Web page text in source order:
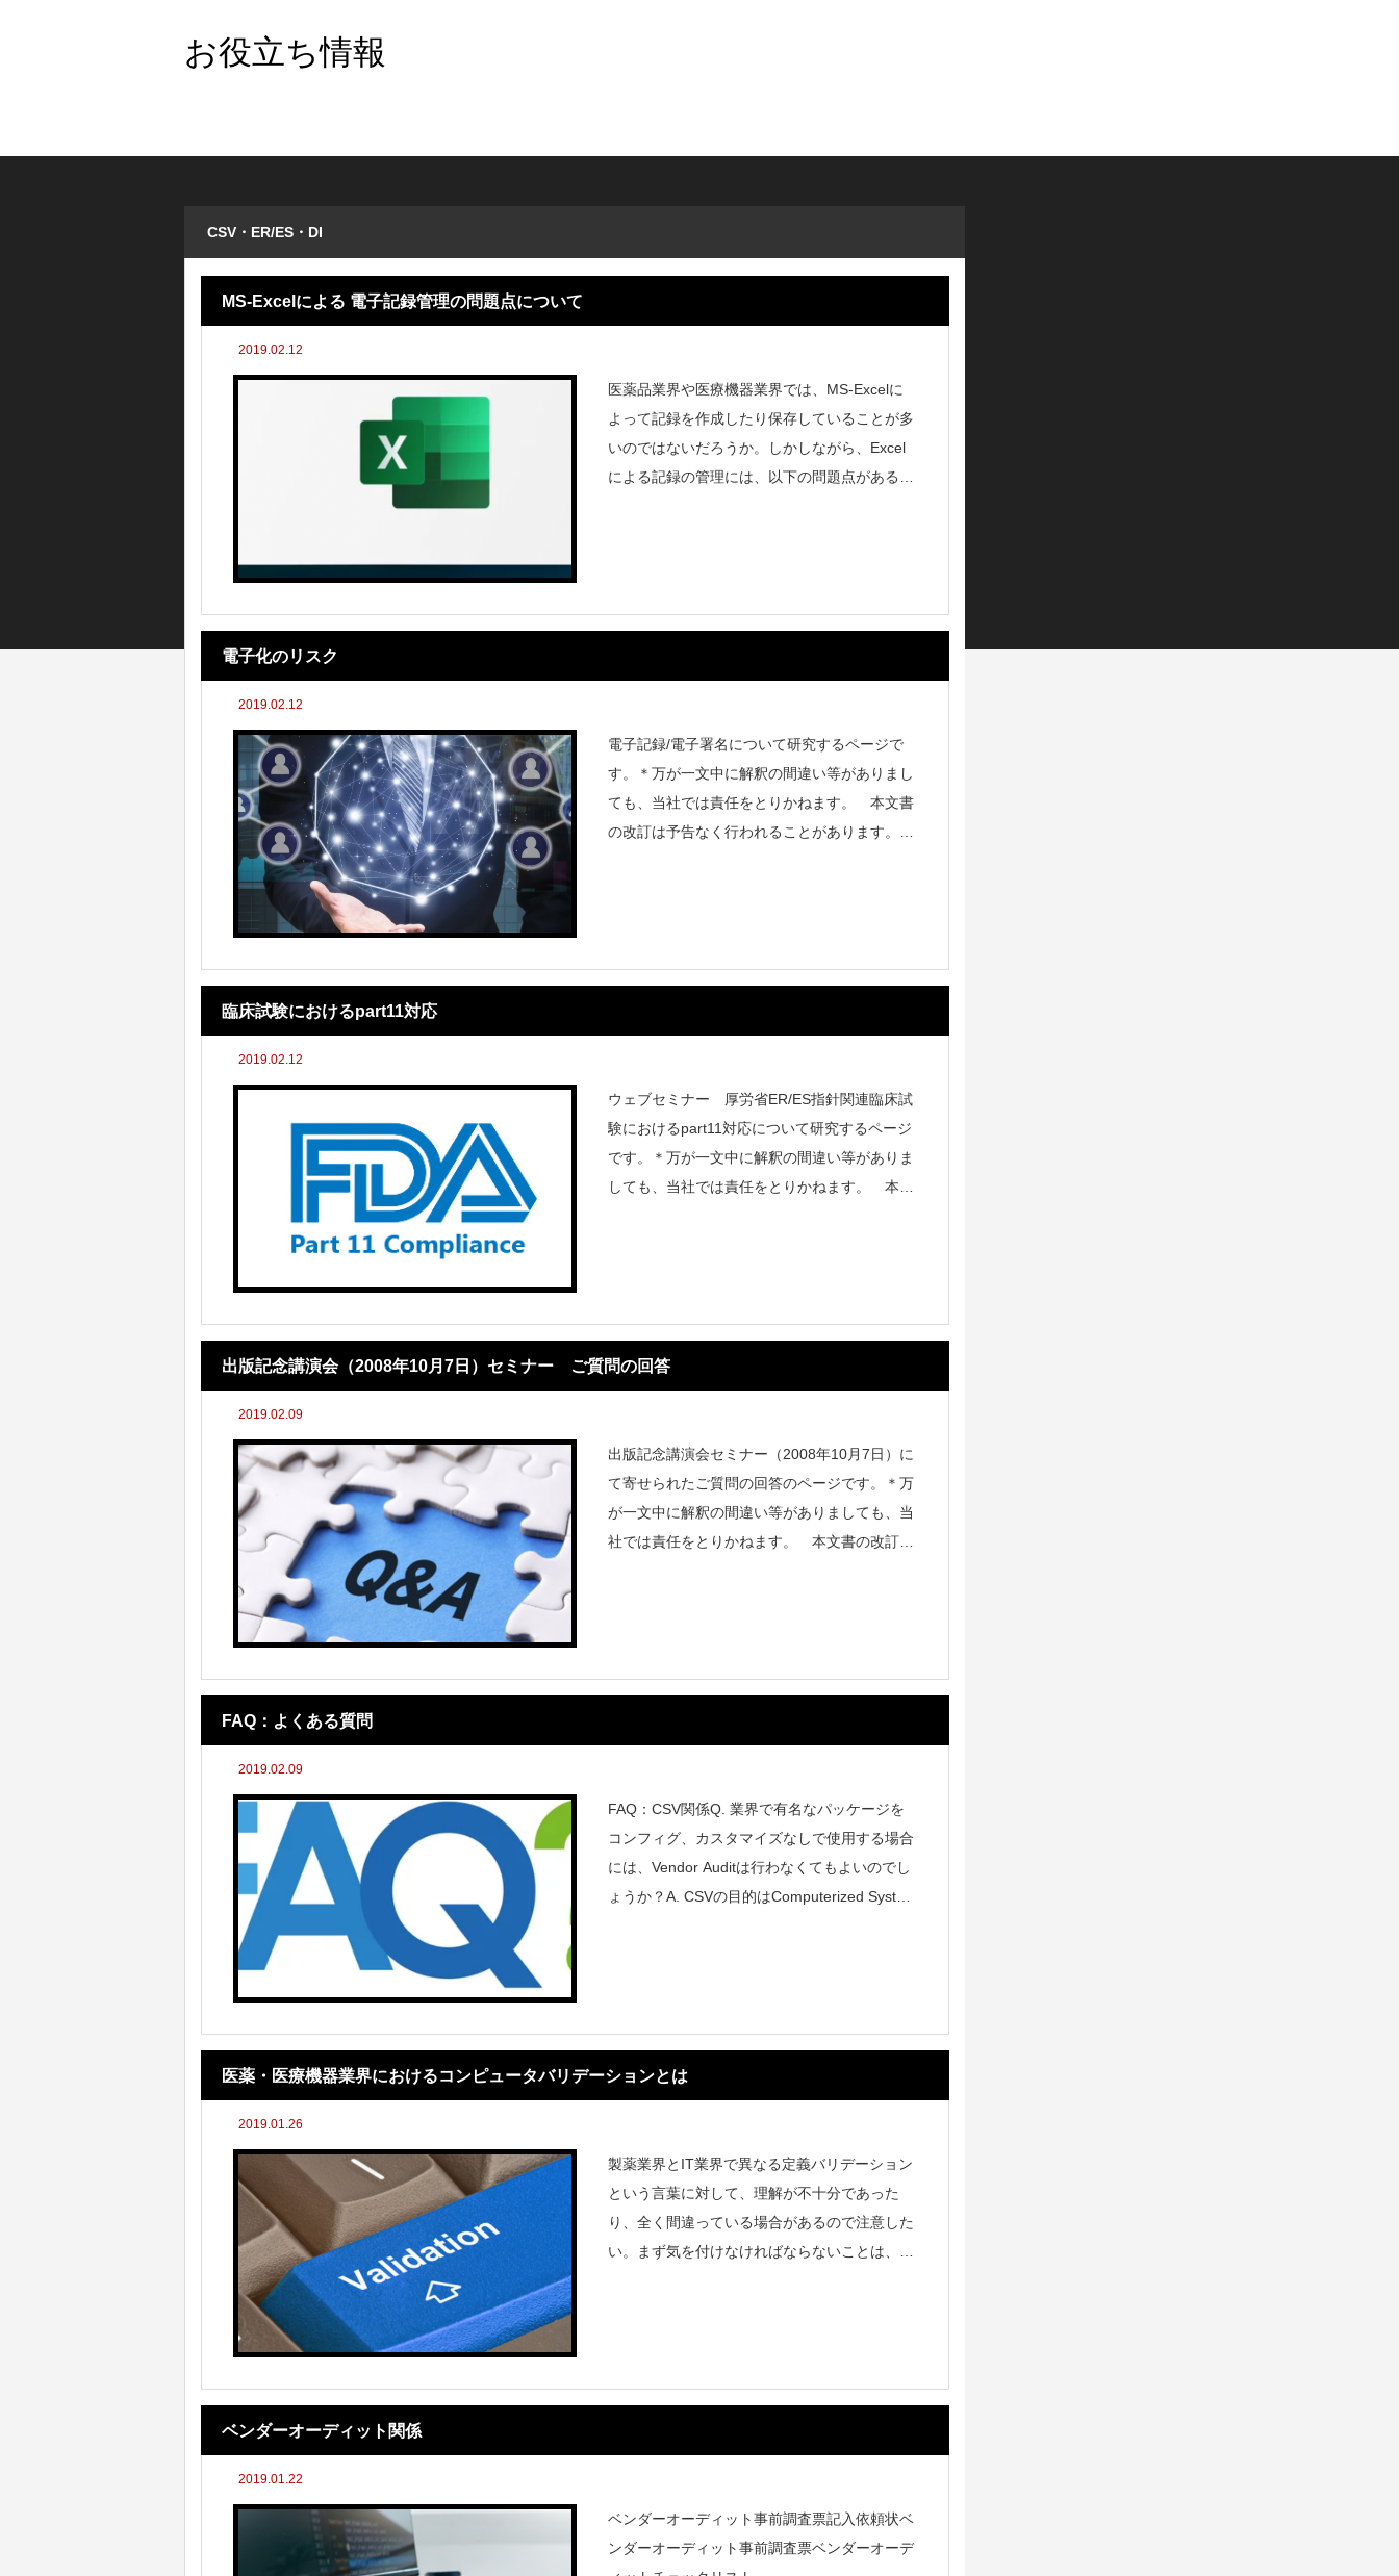
お役立ち情報
CSV・ER/ES・DI
MS-Excelによる 電子記録管理の問題点について
2019.02.12
医薬品業界や医療機器業界では、MS-Excelに
よって記録を作成したり保存していることが多
いのではないだろうか。しかしながら、Excel
による記録の管理には、以下の問題点がある。
電子化のリスク
2019.02.12
電子記録/電子署名について研究するページで
す。＊万が一文中に解釈の間違い等がありまし
ても、当社では責任をとりかねます。 本文書
の改訂は予告なく行われることがあります。F
臨床試験におけるpart11対応
2019.02.12
ウェブセミナー 厚労省ER/ES指針関連臨床試
験におけるpart11対応について研究するページ
です。＊万が一文中に解釈の間違い等がありま
しても、当社では責任をとりかねます。 本文
出版記念講演会（2008年10月7日）セミナー ご質問の回答
2019.02.09
出版記念講演会セミナー（2008年10月7日）に
て寄せられたご質問の回答のページです。＊万
が一文中に解釈の間違い等がありましても、当
社では責任をとりかねます。 本文書の改訂は
FAQ：よくある質問
2019.02.09
FAQ：CSV関係Q. 業界で有名なパッケージを
コンフィグ、カスタマイズなしで使用する場合
には、Vendor Auditは行わなくてもよいのでし
ょうか？A. CSVの目的はComputerized System
医薬・医療機器業界におけるコンピュータバリデーションとは
2019.01.26
製薬業界とIT業界で異なる定義バリデーション
という言葉に対して、理解が不十分であった
り、全く間違っている場合があるので注意した
い。まず気を付けなければならないことは、製
ベンダーオーディット関係
2019.01.22
ベンダーオーディット事前調査票記入依頼状ベ
ンダーオーディット事前調査票ベンダーオーデ